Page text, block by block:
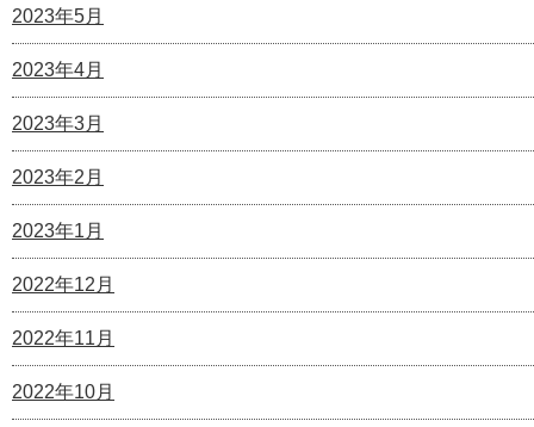
2023年5月
2023年4月
2023年3月
2023年2月
2023年1月
2022年12月
2022年11月
2022年10月